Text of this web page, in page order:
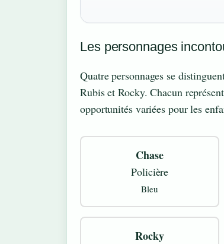
Les personnages
Quatre personnages se
Rubis et Rocky. Chacun
opportunités variées pour les
Chase
Policière
Bleu
Rocky